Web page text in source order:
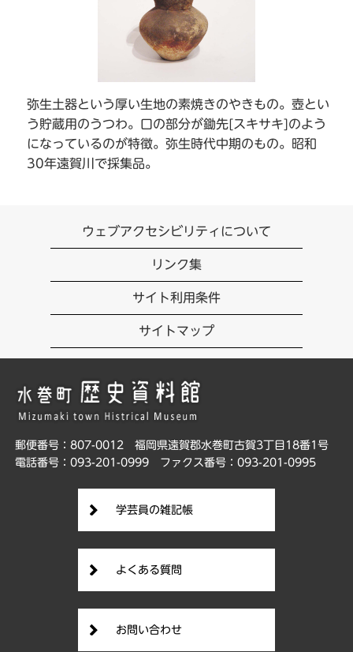
弥生土器という厚い生地の素焼きのやきもの。壺とい
う貯蔵用のうつわ。口の部分が鋤先[スキサキ]のよう
になっているのが特徴。弥生時代中期のもの。昭和
30年遠賀川で採集品。
ウェブアクセシビリティについて
リンク集
サイト利用条件
サイトマップ
郵便番号：807-0012
福岡県遠賀郡水巻町古賀3丁目18番1号
電話番号：093-201-0999
ファクス番号：093-201-0995
学芸員の雑記帳
よくある質問
お問い合わせ